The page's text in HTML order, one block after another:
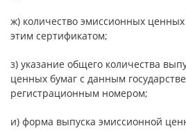
ж) количество эмиссионных
этим сертификатом;
з) указание общего количества
ценных бумаг с данным
регистрационным номером;
и) форма выпуска эмиссионной